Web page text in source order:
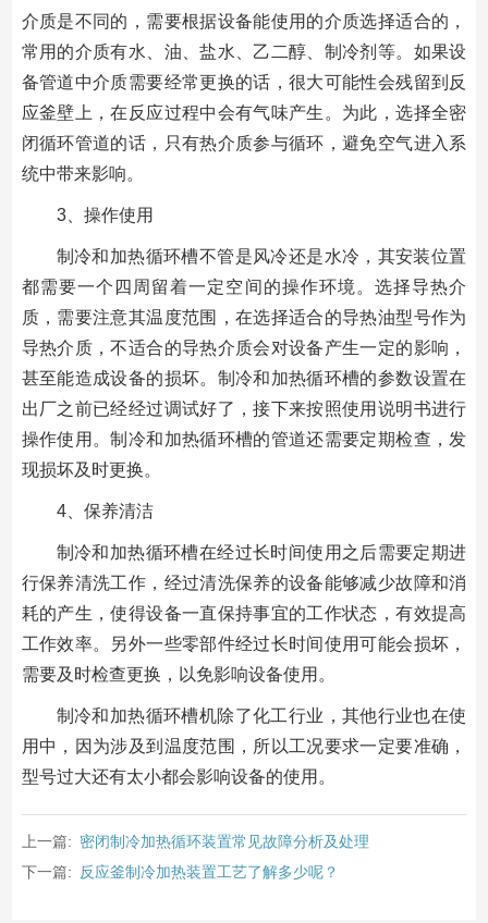
介质是不同的，需要根据设备能使用的介质选择适合的，
常用的介质有水、油、盐水、乙二醇、制冷剂等。如果设
备管道中介质需要经常更换的话，很大可能性会残留到反
应釜壁上，在反应过程中会有气味产生。为此，选择全密
闭循环管道的话，只有热介质参与循环，避免空气进入系
统中带来影响。
3、操作使用
制冷和加热循环槽不管是风冷还是水冷，其安装位置
都需要一个四周留着一定空间的操作环境。选择导热介
质，需要注意其温度范围，在选择适合的导热油型号作为
导热介质，不适合的导热介质会对设备产生一定的影响，
甚至能造成设备的损坏。制冷和加热循环槽的参数设置在
出厂之前已经经过调试好了，接下来按照使用说明书进行
操作使用。制冷和加热循环槽的管道还需要定期检查，发
现损坏及时更换。
4、保养清洁
制冷和加热循环槽在经过长时间使用之后需要定期进
行保养清洗工作，经过清洗保养的设备能够减少故障和消
耗的产生，使得设备一直保持事宜的工作状态，有效提高
工作效率。另外一些零部件经过长时间使用可能会损坏，
需要及时检查更换，以免影响设备使用。
制冷和加热循环槽机除了化工行业，其他行业也在使
用中，因为涉及到温度范围，所以工况要求一定要准确，
型号过大还有太小都会影响设备的使用。
上一篇: 密闭制冷加热循环装置常见故障分析及处理
下一篇:
反应釜制冷加热装置工艺了解多少呢？